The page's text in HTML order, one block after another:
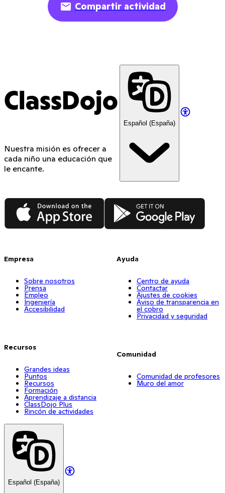
Compartir actividad
ClassDojo
Nuestra misión es ofrecer a
cada niño una educación que
le encante.
Español (España)
App Store Google Play
Empresa
Sobre nosotros
Prensa
Empleo
Ingeniería
Accesibilidad
Recursos
Grandes ideas
Puntos
Recursos
Formación
Aprendizaje a distancia
ClassDojo Plus
Rincón de actividades
Ayuda
Centro de ayuda
Contactar
Ajustes de cookies
Aviso de transparencia en
el cobro
Privacidad y seguridad
Comunidad
Comunidad de profesores
Muro del amor
Español (España)